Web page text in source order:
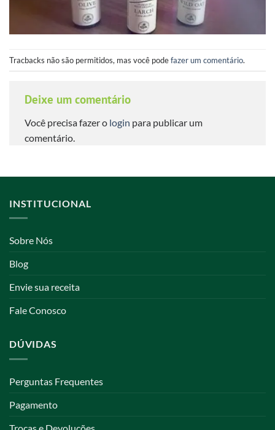
Tracbacks não são permitidos, mas você podefazer um comentário.
Deixe um comentário
Você precisa fazer o login para publicar um
comentário.
INSTITUCIONAL
Sobre Nós
Blog
Envie sua receita
Fale Conosco
DÚVIDAS
Perguntas Frequentes
Pagamento